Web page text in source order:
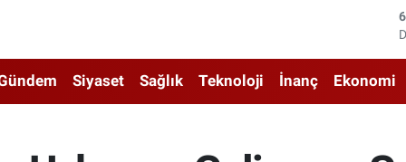
Siyaset Sağlık Teknoloji İnanç Ekonomi